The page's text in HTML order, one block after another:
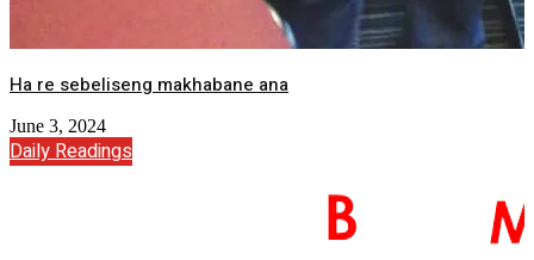
Ha re sebeliseng makhabane ana
June 3, 2024
Daily Readings